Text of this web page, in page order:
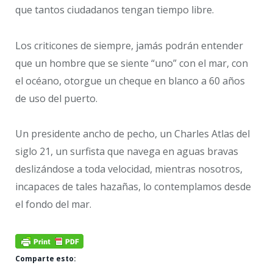
que tantos ciudadanos tengan tiempo libre.
Los criticones de siempre, jamás podrán entender
que un hombre que se siente “uno” con el mar, con
el océano, otorgue un cheque en blanco a 60 años
de uso del puerto.
Un presidente ancho de pecho, un Charles Atlas del
siglo 21, un surfista que navega en aguas bravas
deslizándose a toda velocidad, mientras nosotros,
incapaces de tales hazañas, lo contemplamos desde
el fondo del mar.
Comparte esto: